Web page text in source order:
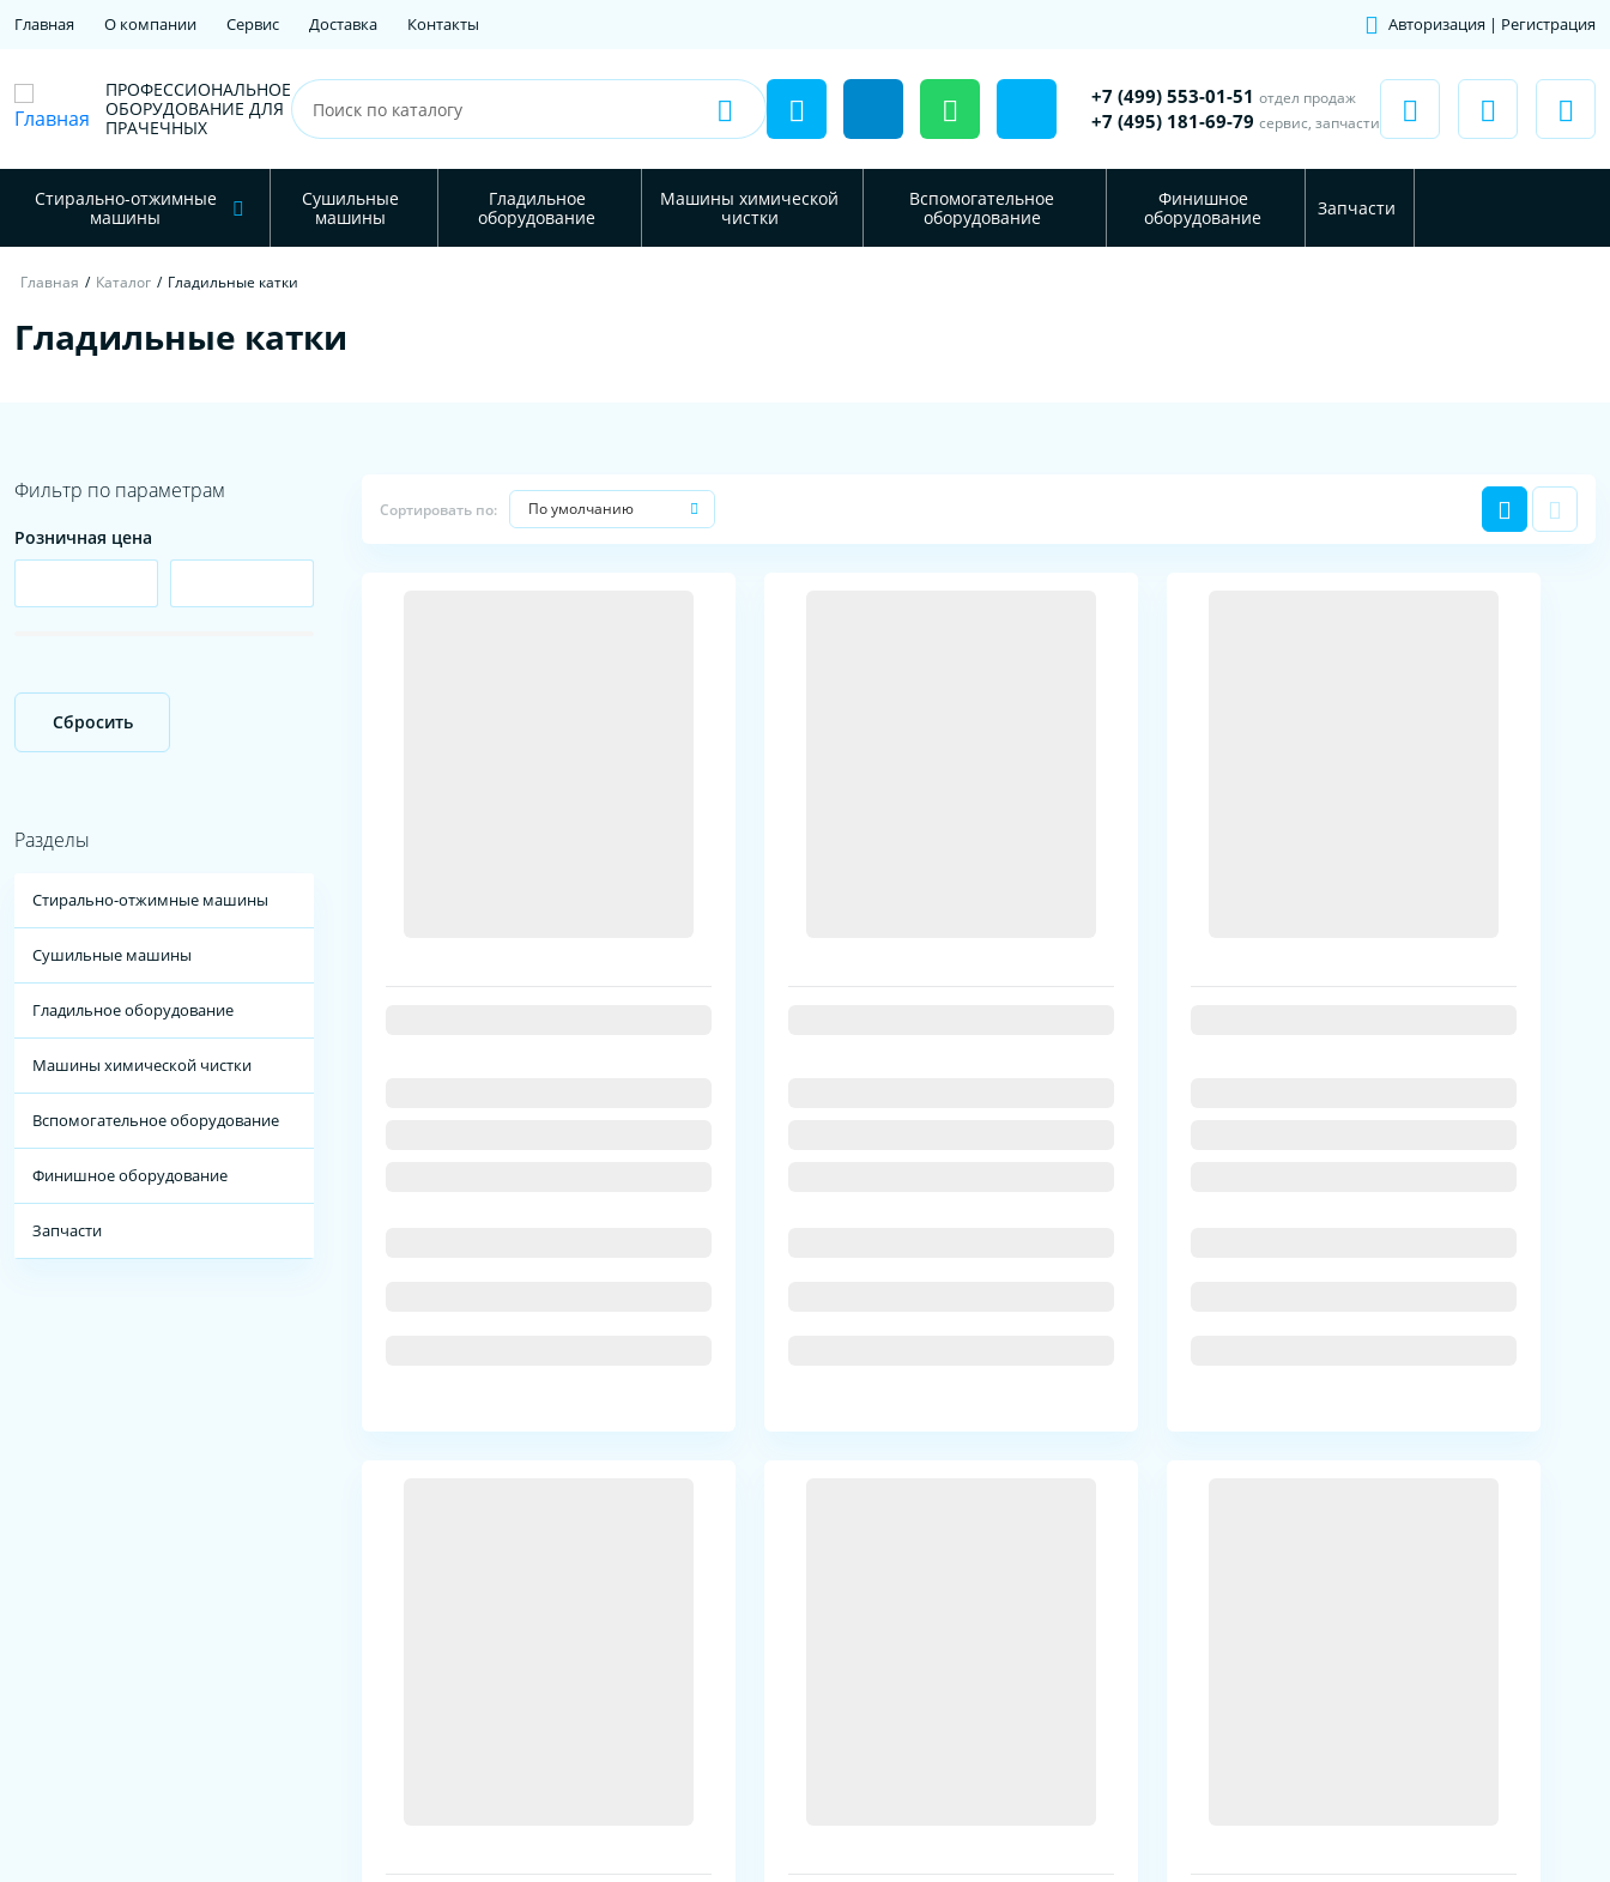
Главная О компании Сервис Доставка Контакты Авторизация | Регистрация
ПРОФЕССИОНАЛЬНОЕ
ОБОРУДОВАНИЕ ДЛЯ
ПРАЧЕЧНЫХ
+7 (499) 553-01-51 отдел продаж
+7 (495) 181-69-79 сервис, запчасти
Стирально-отжимные
машины
Сушильные
машины
Гладильное
оборудование
Машины химической
чистки
Вспомогательное
оборудование
Финишное
оборудование
Запчасти
Главная / Каталог / Гладильные катки
Гладильные катки
Фильтр по параметрам
Розничная цена
Сбросить
Разделы
Стирально-отжимные машины
Сушильные машины
Гладильное оборудование
Машины химической чистки
Вспомогательное оборудование
Финишное оборудование
Запчасти
Сортировать по: По умолчанию